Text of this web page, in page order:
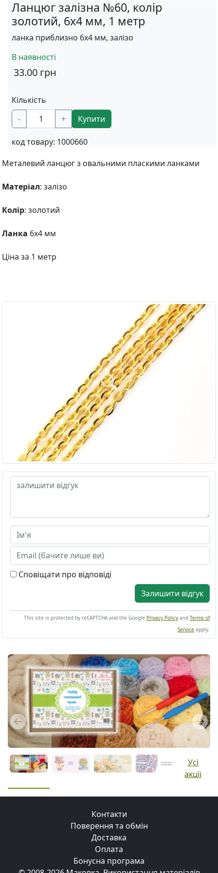
Ланцюг залізна №60, колір
золотий, 6х4 мм, 1 метр
ланка приблизно 6х4 мм, залізо
В наявності
33.00 грн
Кількість
-
+ Купити
код товару: 1000660
Металевий ланцюг з овальними пласкими ланками
Матеріал: залізо
Колір: золотий
Ланка 6х4 мм
Ціна за 1 метр
Сповіщати про відповіді
Залишити відгук
This site is protected by reCAPTCHA and the Google Privacy Policy and Terms of
Service apply.
Previous Next
Усі
акції
Контакти
Поверення та обмін
Доставка
Оплата
Бонусна програма